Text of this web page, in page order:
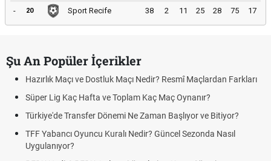
-
20 Sport Recife 38 2 11 25 28 75 17
Şu An Popüler İçerikler
Hazırlık Maçı ve Dostluk Maçı Nedir? Resmî Maçlardan Farkları
Süper Lig Kaç Hafta ve Toplam Kaç Maç Oynanır?
Türkiye'de Transfer Dönemi Ne Zaman Başlıyor ve Bitiyor?
TFF Yabancı Oyuncu Kuralı Nedir? Güncel Sezonda Nasıl
Uygulanıyor?